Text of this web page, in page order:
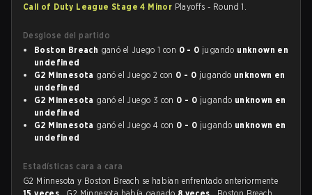
Call of Duty League Stage 4 Minor Playoffs - Round 1.
Desglose del partido
Boston Breach ganó el Juego 1 con 0 - 0 jugando unknown en
undefined
G2 Minnesota ganó el Juego 2 con 0 - 0 jugando unknown en
undefined
G2 Minnesota ganó el Juego 3 con 0 - 0 jugando unknown en
undefined
G2 Minnesota ganó el Juego 4 con 0 - 0 jugando unknown en
undefined
Estadísticas cara a cara
G2 Minnesota y Boston Breach se habían enfrentado anteriormente